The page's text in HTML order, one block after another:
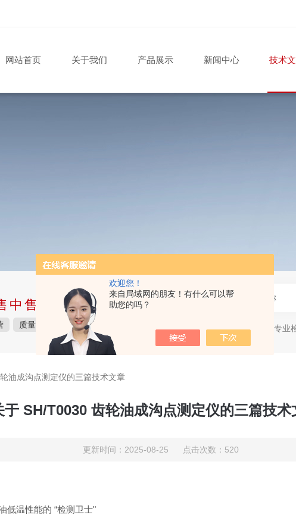
欢迎您！
来自局域网的朋友！有什么可以帮
助您的吗？
网站首页 关于我们 产品展示 新闻中心 技术
中售后完整的服务体系
质量保障 价格实惠 热门关键词：石油产品专业
油成沟点测定仪的三篇技术文章
于 SH/T0030 齿轮油成沟点测定仪的三篇技术
更新时间：2025-08-25 点击次数：520
温性能的 “检测卫士"